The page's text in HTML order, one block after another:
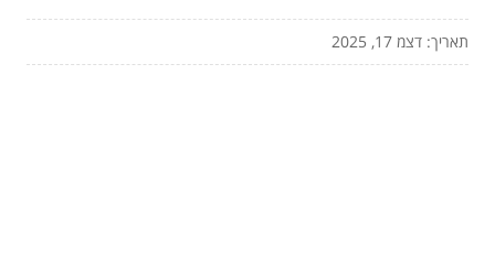
תאריך: דצמ 17, 2025